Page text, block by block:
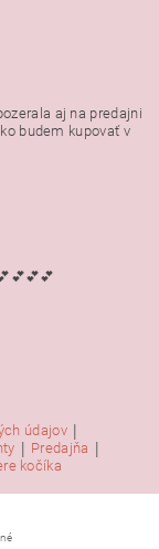
aj na predajni
budem kupovať v
údajov |
| Predajňa |
kočíka